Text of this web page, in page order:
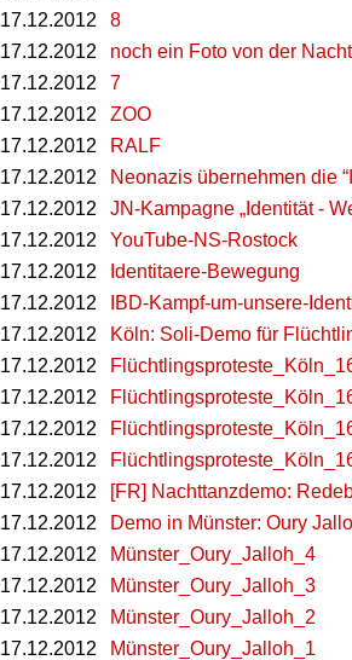
17.12.2012
8
17.12.2012
noch ein Foto von der
17.12.2012
7
17.12.2012
ZOO
17.12.2012
RALF
17.12.2012
Neonazis übernehmen die
17.12.2012
JN-Kampagne „Identität -
17.12.2012
YouTube-NS-Rostock
17.12.2012
Identitaere-Bewegung
17.12.2012
IBD-Kampf-um-unsere-
17.12.2012
Köln: Soli-Demo für
17.12.2012
17.12.2012
17.12.2012
17.12.2012
17.12.2012
[FR] Nachttanzdemo:
17.12.2012
Demo in Münster: Oury
17.12.2012
Münster_Oury_Jalloh_4
17.12.2012
Münster_Oury_Jalloh_3
17.12.2012
Münster_Oury_Jalloh_2
17.12.2012
Münster_Oury_Jalloh_1